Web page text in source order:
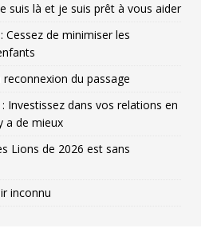
suis là et je suis prêt à vous aider
Cessez de minimiser les
du passage
Investissez dans vos relations en
a de mieux
Lions de 2026 est sans
inconnu